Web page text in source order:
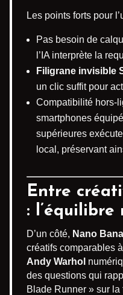
Les points forts pour
Pas besoin de
l’IA interprète la
Filigrane invisible
un clic suffit pour
Compatibilité hors-
smartphones
supérieures
local, préservant
Entre
: l’équilibre
D’un côté, Nano
créatifs comparables
Andy Warhol
des questions qui
Blade Runner » sur